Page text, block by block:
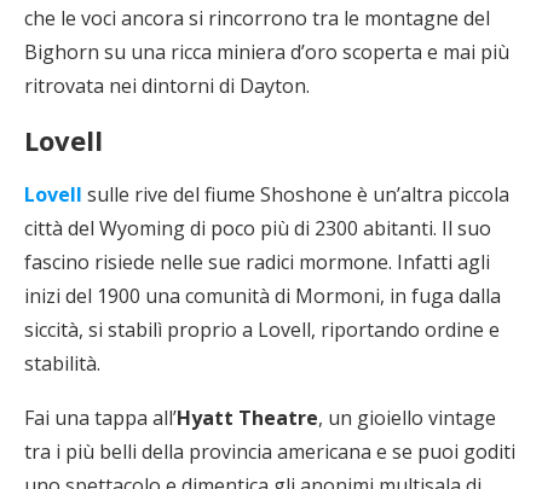
che le voci ancora si rincorrono tra le montagne del
Bighorn su una ricca miniera d’oro scoperta e mai più
ritrovata nei dintorni di Dayton.
Lovell
Lovell sulle rive del fiume Shoshone è un’altra piccola
città del Wyoming di poco più di 2300 abitanti. Il suo
fascino risiede nelle sue radici mormone. Infatti agli
inizi del 1900 una comunità di Mormoni, in fuga dalla
siccità, si stabilì proprio a Lovell, riportando ordine e
stabilità.
Fai una tappa all’Hyatt Theatre, un gioiello vintage
tra i più belli della provincia americana e se puoi goditi